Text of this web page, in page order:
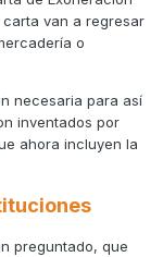
van a regresar
o
necesaria para así
inventados por
ahora incluyen la
preguntado, que